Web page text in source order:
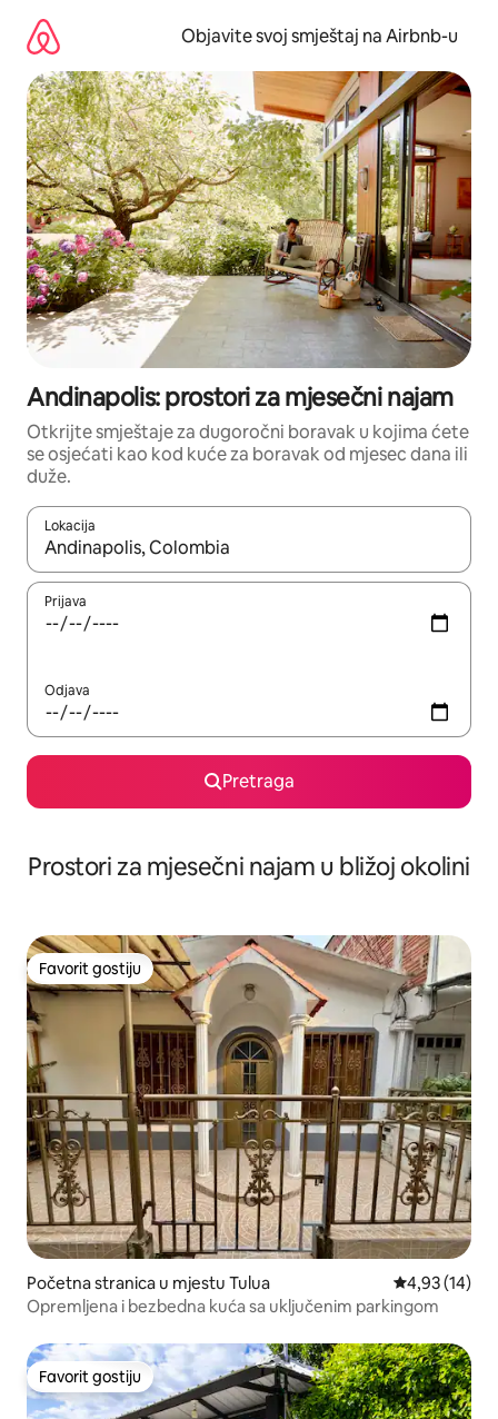
sadržaj
Objavite svoj smještaj na Airbnb-u
Andinapolis: prostori za mjesečni najam
Otkrijte smještaje za dugoročni boravak u kojima ćete
se osjećati kao kod kuće za boravak od mjesec dana ili
duže.
Lokacija
Kad su rezultati dostupni, možete da se krećete kroz njih
Prijava
Odjava
Pretraga
Prostori za mjesečni najam u bližoj okolini
Favorit gostiju
Favorit gostiju
Početna stranica u mjestu Tulua prosječna
4,93 (14)
Opremljena i bezbedna kuća sa uključenim parkingom
Favorit gostiju
Favorit gostiju